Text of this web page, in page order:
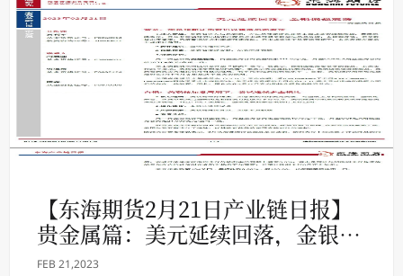
【东海期货2月21日产业链日报】
贵金属篇：美元延续回落，金银偏
强震荡
FEB 21,2023